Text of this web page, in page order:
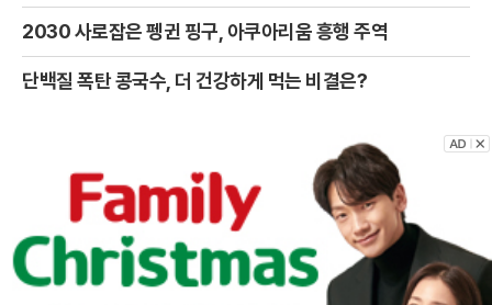
2030 사로잡은 펭귄 핑구, 아쿠아리움 흥행 주역
단백질 폭탄 콩국수, 더 건강하게 먹는 비결은?